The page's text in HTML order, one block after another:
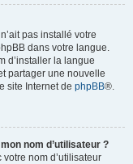
pas installé votre
dans votre langue.
d’installer la langue
partager une nouvelle
site Internet de phpBB®.
nom d’utilisateur ?
votre nom d’utilisateur